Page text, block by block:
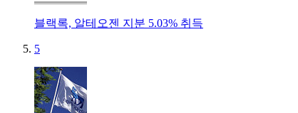
블랙록, 알테오젠 지분 5.03% 취득
5